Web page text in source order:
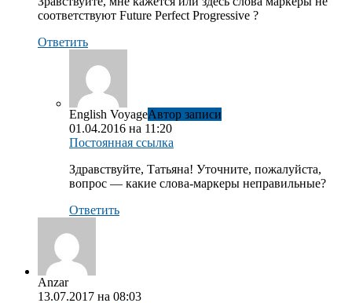
соответствуют Future Perfect Progressive ?
Ответить
English VoyageАвтор записи
01.04.2016 на 11:20
Постоянная ссылка
Здравствуйте, Татьяна! Уточните, пожалуйста,
вопрос — какие слова-маркеры неправильные?
Ответить
Anzar
13.07.2017 на 08:03